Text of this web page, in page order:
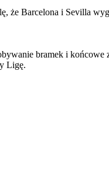
że Barcelona i Sevilla
bramek i
Ligę.